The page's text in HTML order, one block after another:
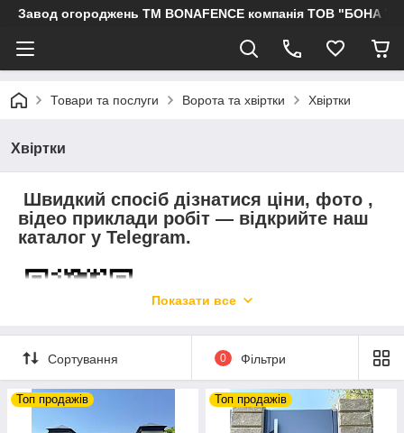
Завод огороджень ТМ BONAFENCE компанія ТОВ "БОНА
Товари та послуги Ворота та хвіртки Хвіртки
Хвіртки
Швидкий спосіб дізнатися ціни, фото ,
відео приклади робіт — відкрийте наш
каталог у Telegram.
НАШ БОТ
Показати все
Сортування 0 Фільтри
Топ продажів Топ продажів